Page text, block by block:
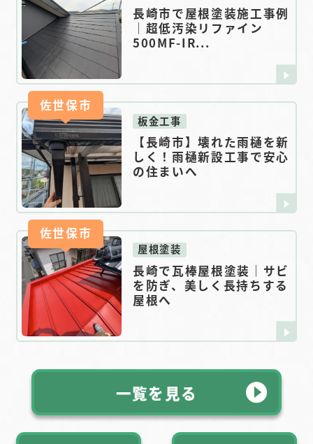
長崎市で屋根塗装施工事例
｜超低汚染リファイン
500MF-IR...
佐世保市
板金工事
【長崎市】壊れた雨樋を新
しく！雨樋新設工事で安心
の住まいへ
佐世保市
屋根塗装
長崎で瓦棒屋根塗装｜サビ
を防ぎ、美しく長持ちする
屋根へ
一覧を見る